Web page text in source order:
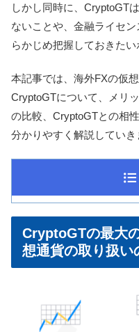
しかし同時に、CryptoGT
ないことや、金融ライセ
らかじめ把握しておきたい
本記事では、海外FXの仮
CryptoGTについて、メリ
の比較、CryptoGTとの相
分かりやすく解説していき
CryptoGTの最大
想通貨の取り扱い